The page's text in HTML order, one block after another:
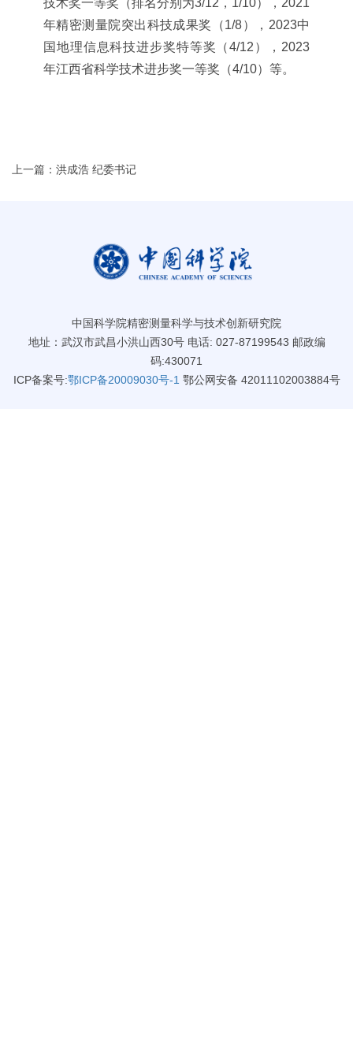
年精密测量院突出科技成果奖（1/8），2023中
国地理信息科技进步奖特等奖（4/12），2023
年江西省科学技术进步奖一等奖（4/10）等。
上一篇：洪成浩 纪委书记
中国科学院精密测量科学与技术创新研究院
地址：武汉市武昌小洪山西30号 电话: 027-87199543 邮政编
码:430071
ICP备案号:鄂ICP备20009030号-1 鄂公网安备 42011102003884号